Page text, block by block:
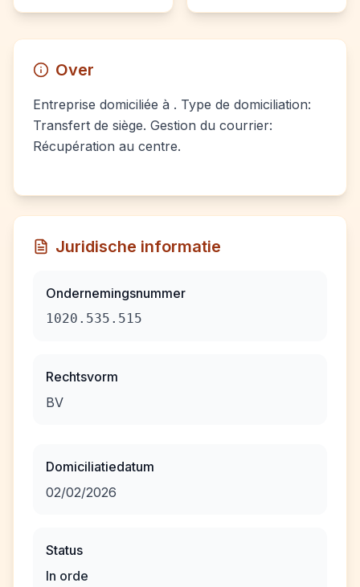
Over
Entreprise domiciliée à . Type de domiciliation:
Transfert de siège. Gestion du courrier:
Récupération au centre.
Juridische informatie
Ondernemingsnummer
1020.535.515
Rechtsvorm
BV
Domiciliatiedatum
02/02/2026
Status
In orde